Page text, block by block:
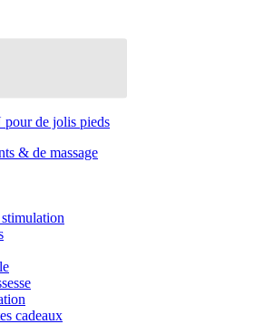
de jolis pieds
& de massage
cadeaux